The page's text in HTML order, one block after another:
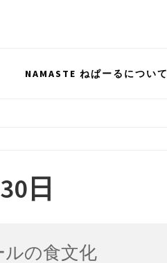
NAMASTE ねぱーるについて
日
ルの食文化